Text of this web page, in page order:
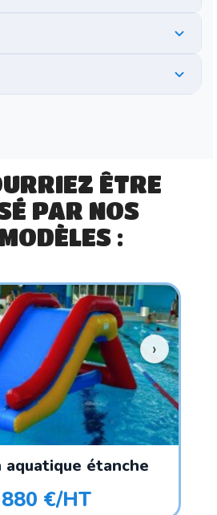
ÊTRE
PAR NOS
:
aquatique étanche
€/HT